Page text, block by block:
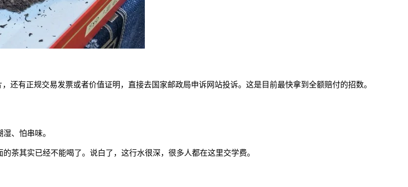
还有正规交易发票或者价值证明，直接去国家邮政局申诉网站投诉。这是目前最快拿到全额赔付的招数。
、怕串味。
茶其实已经不能喝了。说白了，这行水很深，很多人都在这里交学费。